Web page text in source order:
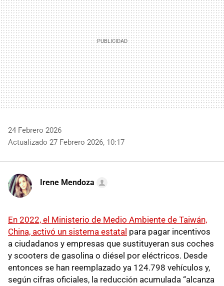
24 Febrero 2026
Actualizado 27 Febrero 2026, 10:17
Irene Mendoza
En 2022, el Ministerio de Medio Ambiente de Taiwán,
China, activó un sistema estatal para pagar incentivos
a ciudadanos y empresas que sustituyeran sus coches
y scooters de gasolina o diésel por eléctricos. Desde
entonces se han reemplazado ya 124.798 vehículos y,
según cifras oficiales, la reducción acumulada “alcanza